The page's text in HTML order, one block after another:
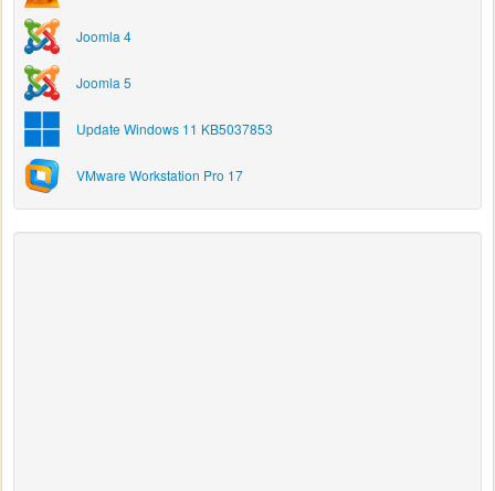
Joomla 4
Joomla 5
Update Windows 11 KB5037853
VMware Workstation Pro 17